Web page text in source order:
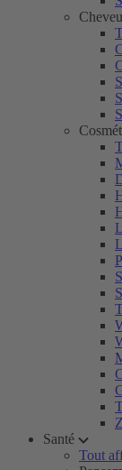
Santé
Tout